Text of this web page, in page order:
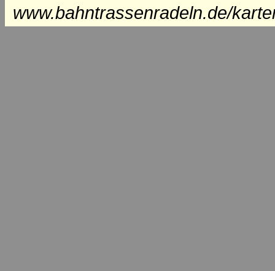
www.bahntrassenradeln.de/